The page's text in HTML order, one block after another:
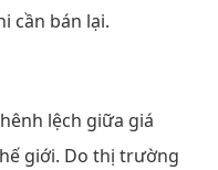
cần bán lại.
lệch giữa giá
giới. Do thị trường